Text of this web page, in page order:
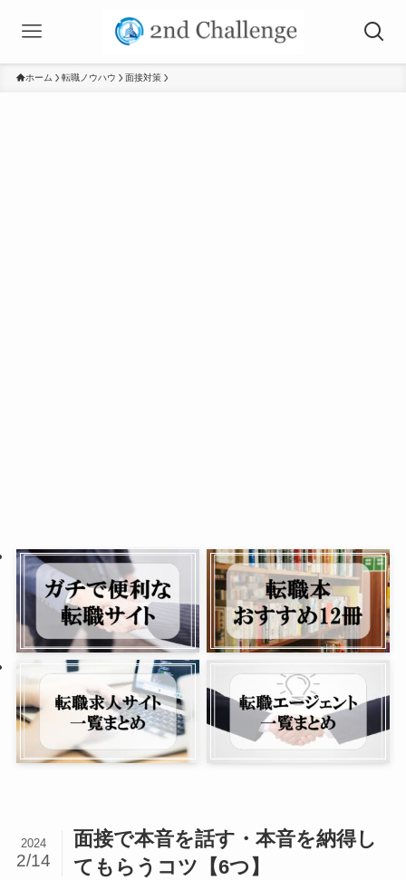
ホーム 転職ノウハウ 面接対策
面接で本音を話す・本音を納得し
てもらうコツ【6つ】
2024
2/14